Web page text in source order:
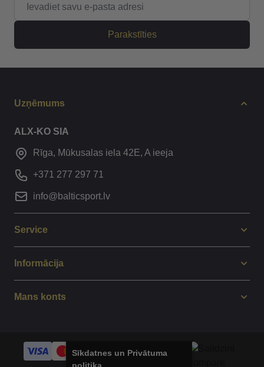
Parakstīties
Uzņēmums
ALX-KO SIA
Rīga, Mūkusalas iela 42E, A ieeja
+371 277 297 71
info@balticsport.lv
Service
Informācija
Mans konts
Sīkdatnes un Privātuma